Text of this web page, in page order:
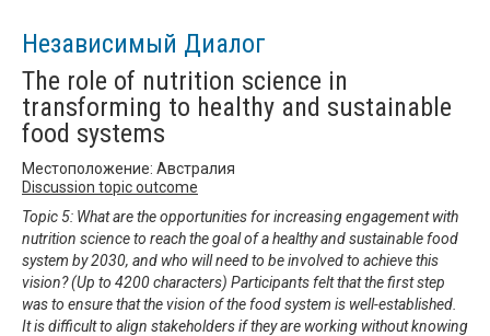
Независимый Диалог
The role of nutrition science in
transforming to healthy and sustainable
food systems
Местоположение: Австралия
Discussion topic outcome
Topic 5: What are the opportunities for increasing engagement with
nutrition science to reach the goal of a healthy and sustainable food
system by 2030, and who will need to be involved to achieve this
vision? (Up to 4200 characters) Participants felt that the first step
was to ensure that the vision of the food system is well-established.
It is difficult to align stakeholders if they are working without knowing